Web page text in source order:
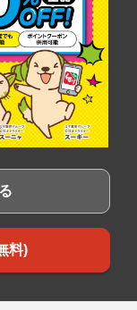
料)